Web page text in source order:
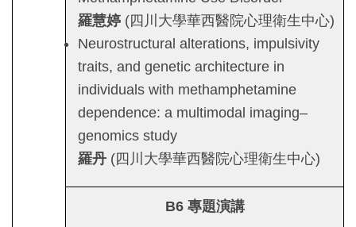
羅慧婷 (四川大學華西醫院心理衛生中心)
Neurostructural alterations, impulsivity
traits, and genetic architecture in
individuals with methamphetamine
dependence: a multimodal imaging–
genomics study
羅丹 (四川大學華西醫院心理衛生中心)
B6 專題演講